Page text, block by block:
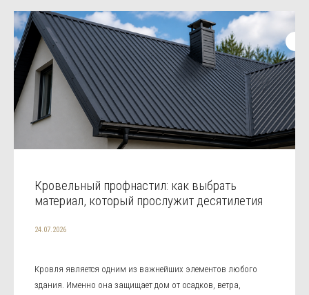
Кровельный профнастил: как выбрать
материал, который прослужит десятилетия
24.07.2026
Кровля является одним из важнейших элементов любого
здания. Именно она защищает дом от осадков, ветра,